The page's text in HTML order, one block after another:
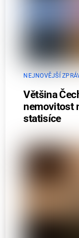
NEJNOVĚJŠÍ
Většina
nemovitost
statisíce